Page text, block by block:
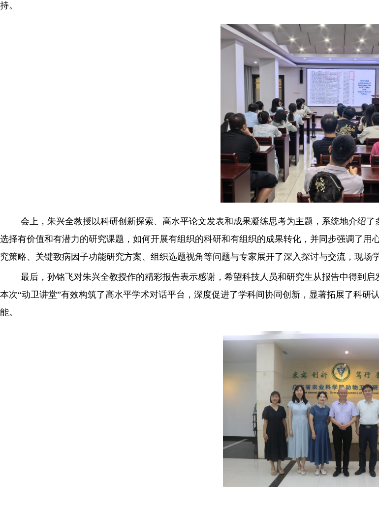
持。
会上，朱兴全教授以科研创新探索、高水平论文发表和成果凝练思考为主题，系统地介绍
选择有价值和有潜力的研究课题，如何开展有组织的科研和有组织的成果转化，并同步强调了
究策略、关键致病因子功能研究方案、组织选题视角等问题与专家展开了深入探讨与交流，现场
最后，孙铭飞对朱兴全教授作的精彩报告表示感谢，希望科技人员和研究生从报告中得到
本次“动卫讲堂”有效构筑了高水平学术对话平台，深度促进了学科间协同创新，显著拓展了科
能。